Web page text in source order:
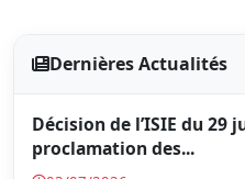
Dernières Actualités
Décision de l’ISIE du 29
proclamation des...